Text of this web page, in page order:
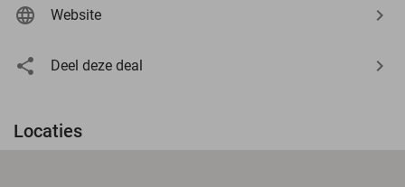
Website
Deel deze deal
Locaties